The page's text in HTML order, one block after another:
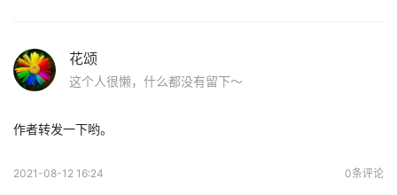
花颂
这个人很懒，什么都没有留下～
作者转发一下哟。
2021-08-12 16:24 0条评论